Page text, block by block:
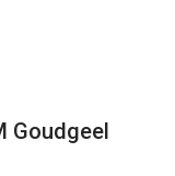
Goudgeel